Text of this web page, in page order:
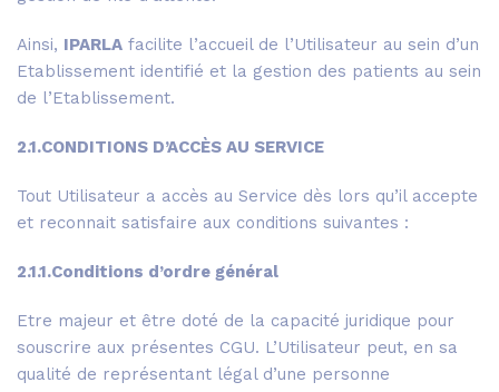
Ainsi, IPARLA facilite l’accueil de l’Utilisateur au sein d’un
Etablissement identifié et la gestion des patients au sein
de l’Etablissement.
2.1.CONDITIONS D’ACCÈS AU SERVICE
Tout Utilisateur a accès au Service dès lors qu’il accepte
et reconnait satisfaire aux conditions suivantes :
2.1.1.Conditions d’ordre général
Etre majeur et être doté de la capacité juridique pour
souscrire aux présentes CGU. L’Utilisateur peut, en sa
qualité de représentant légal d’une personne